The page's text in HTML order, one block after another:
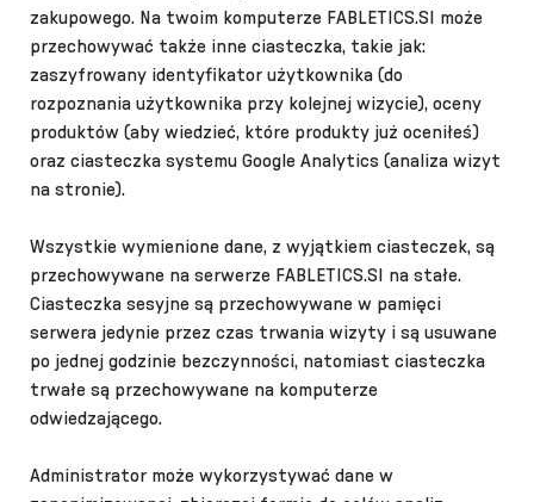
zakupowego. Na twoim komputerze FABLETICS.SI może
przechowywać także inne ciasteczka, takie jak:
zaszyfrowany identyfikator użytkownika (do
rozpoznania użytkownika przy kolejnej wizycie), oceny
produktów (aby wiedzieć, które produkty już oceniłeś)
oraz ciasteczka systemu Google Analytics (analiza wizyt
na stronie).
Wszystkie wymienione dane, z wyjątkiem ciasteczek, są
przechowywane na serwerze FABLETICS.SI na stałe.
Ciasteczka sesyjne są przechowywane w pamięci
serwera jedynie przez czas trwania wizyty i są usuwane
po jednej godzinie bezczynności, natomiast ciasteczka
trwałe są przechowywane na komputerze
odwiedzającego.
Administrator może wykorzystywać dane w